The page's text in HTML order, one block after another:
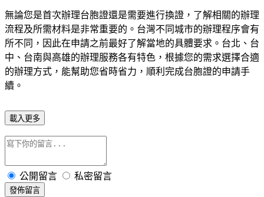
無論您是首次辦理台胞證還是需要進行換證，了解相關的辦理
流程及所需材料是非常重要的。台灣不同城市的辦理程序會有
所不同，因此在申請之前最好了解當地的具體要求。台北、台
中、台南與高雄的辦理服務各有特色，根據您的需求選擇合適
的辦理方式，能幫助您省時省力，順利完成台胞證的申請手
續。
載入更多
公開留言 私密留言
發佈留言